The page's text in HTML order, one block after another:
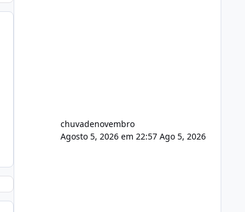
chuvadenovembro
Agosto 5, 2026 em 22:57 Ago 5, 2026